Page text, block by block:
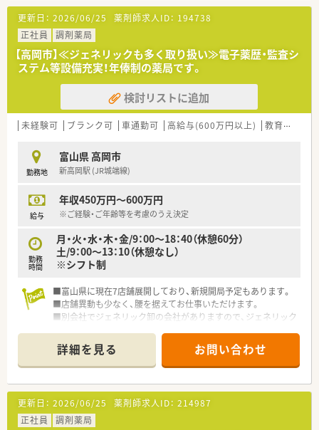
更新日： 2026/06/25 薬剤師求人ID： 194738
正社員
調剤薬局
【高岡市】≪ジェネリックも多く取り扱い≫電子薬歴・監査シ
ステム等設備充実！年俸制の薬局です。
検討リストに追加
未経験可 ブランク可 車通勤可 高給与(600万円以上) 教育制度あり
勤務地
富山県 高岡市
新高岡駅 (JR城端線)
給与
年収450万円～600万円
※ご経験・ご年齢等を考慮のうえ決定
勤務
時間
月・火・水・木・金/9：00～18：40（休憩60分）
土/9：00～13：10（休憩なし）
※シフト制
■富山県に現在7店舗展開しており、新規開局予定もあります。
■店舗異動も少なく、腰を据えてお仕事いただけます。
■別会社でジェネリック卸の会社がありますので、ジェネリック
詳細を見る お問い合わせ
更新日： 2026/06/25 薬剤師求人ID： 214987
正社員
調剤薬局